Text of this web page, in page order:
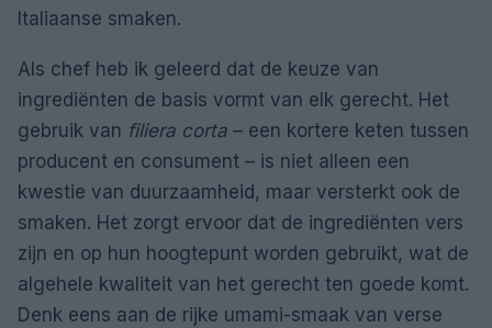
Italiaanse smaken.
Als chef heb ik geleerd dat de keuze van
ingrediënten de basis vormt van elk gerecht. Het
gebruik van filiera corta – een kortere keten tussen
producent en consument – is niet alleen een
kwestie van duurzaamheid, maar versterkt ook de
smaken. Het zorgt ervoor dat de ingrediënten vers
zijn en op hun hoogtepunt worden gebruikt, wat de
algehele kwaliteit van het gerecht ten goede komt.
Denk eens aan de rijke umami-smaak van verse